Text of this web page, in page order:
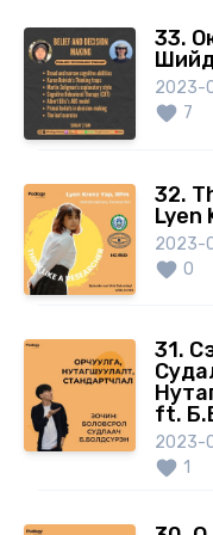
Depression.33.
2023-
7
32.
Lyen
2023-
0
31.
ft.
2023-
1